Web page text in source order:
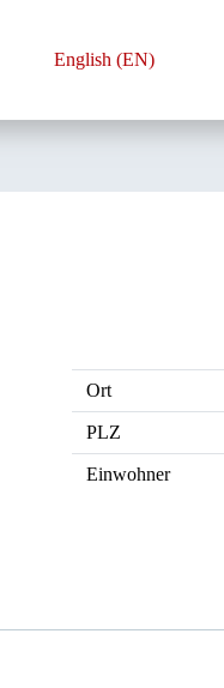
English (EN)
Ort
PLZ
Einwohner